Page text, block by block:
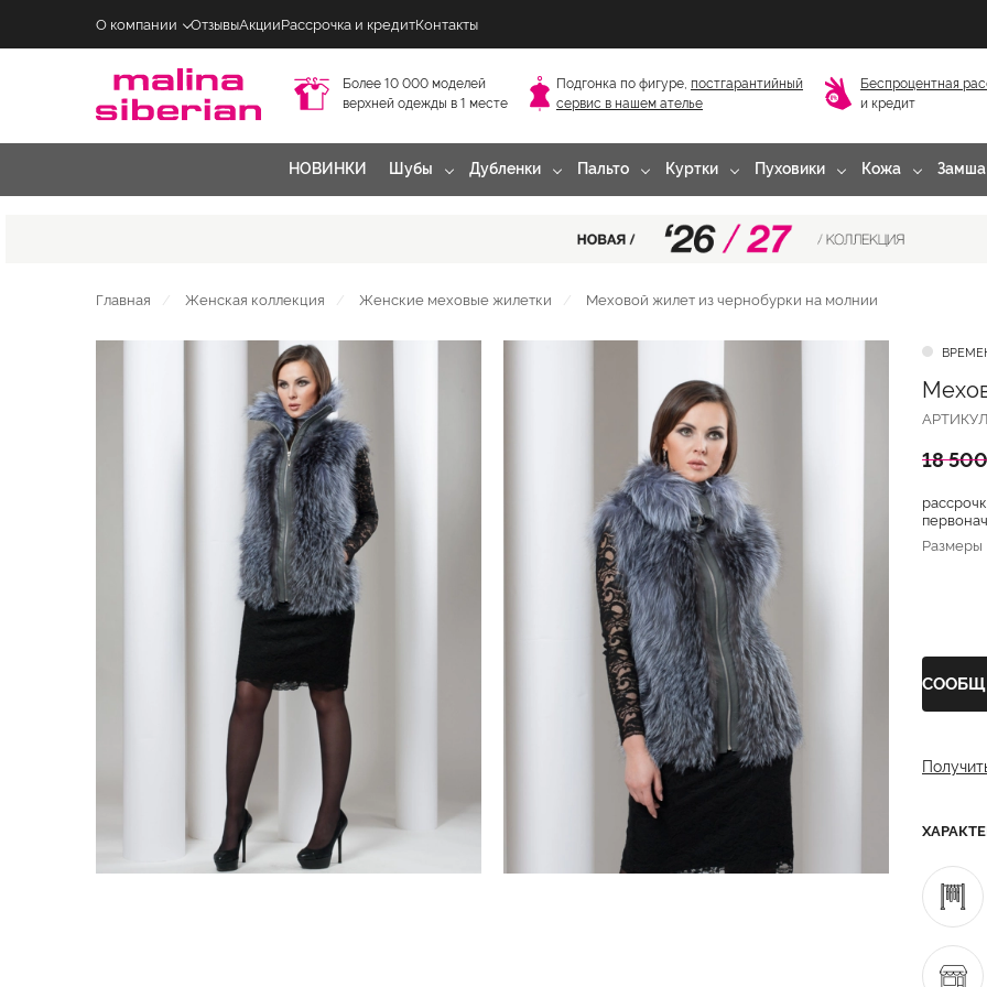
О компании ОтзывыАкцииРассрочка и кредитКонтакты
Более 10 000 моделей
верхней одежды в 1 месте
Подгонка по фигуре, постгарантийный
сервис в нашем ателье
Беспроцентная
и кредит
НОВИНКИ Шубы Дубленки Пальто Куртки Пуховики Кожа Замша
Главная Женская коллекция Женские меховые жилетки Меховой жилет из чернобурки на молнии
18
Размеры